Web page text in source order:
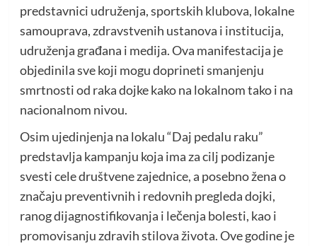
predstavnici udruženja, sportskih klubova, lokalne
samouprava, zdravstvenih ustanova i institucija,
udruženja građana i medija. Ova manifestacija je
objedinila sve koji mogu doprineti smanjenju
smrtnosti od raka dojke kako na lokalnom tako i na
nacionalnom nivou.
Osim ujedinjenja na lokalu “Daj pedalu raku”
predstavlja kampanju koja ima za cilj podizanje
svesti cele društvene zajednice, a posebno žena o
značaju preventivnih i redovnih pregleda dojki,
ranog dijagnostifikovanja i lečenja bolesti, kao i
promovisanju zdravih stilova života. Ove godine je